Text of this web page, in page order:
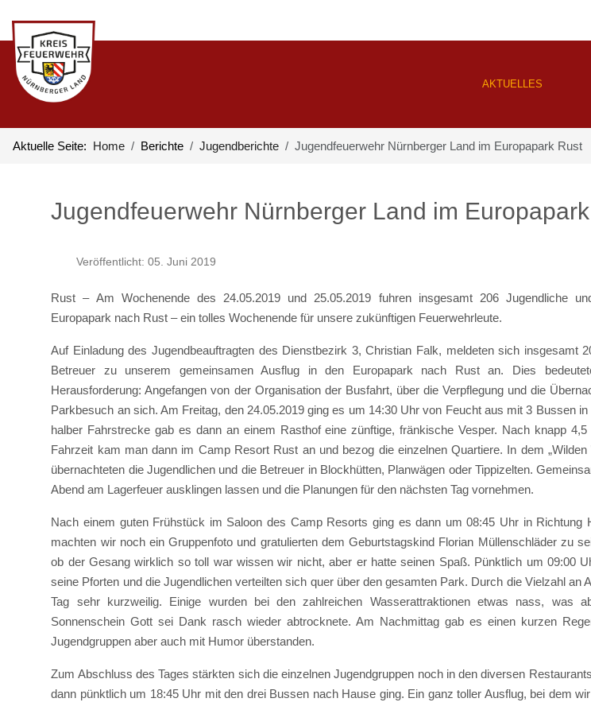
AKTUELLES
Aktuelle Seite: Home Berichte Jugendberichte Jugendfeuerwehr Nürnberger Land im Europapark Rust
Jugendfeuerwehr Nürnberger Land im
Veröffentlicht: 05. Juni 2019
Rust – Am Wochenende des 24.05.2019 und 25.05.2019 fuhren insgesamt 206 Jugendliche
Europapark nach Rust – ein tolles Wochenende für unsere zukünftigen Feuerwehrleute.
Auf Einladung des Jugendbeauftragten des Dienstbezirk 3, Christian Falk, meldeten sich insgesamt
Betreuer zu unserem gemeinsamen Ausflug in den Europapark nach Rust an. Dies
Herausforderung: Angefangen von der Organisation der Busfahrt, über die Verpflegung und die
Parkbesuch an sich. Am Freitag, den 24.05.2019 ging es um 14:30 Uhr von Feucht aus mit 3 Bussen
halber Fahrstrecke gab es dann an einem Rasthof eine zünftige, fränkische Vesper. Nach knapp 4,5
Fahrzeit kam man dann im Camp Resort Rust an und bezog die einzelnen Quartiere. In dem „Wilden
übernachteten die Jugendlichen und die Betreuer in Blockhütten, Planwägen oder Tippizelten.
Abend am Lagerfeuer ausklingen lassen und die Planungen für den nächsten Tag vornehmen.
Nach einem guten Frühstück im Saloon des Camp Resorts ging es dann um 08:45 Uhr in Richtung
machten wir noch ein Gruppenfoto und gratulierten dem Geburtstagskind Florian Müllenschläder zu
ob der Gesang wirklich so toll war wissen wir nicht, aber er hatte seinen Spaß. Pünktlich um 09:00
seine Pforten und die Jugendlichen verteilten sich quer über den gesamten Park. Durch die Vielzahl an
Tag sehr kurzweilig. Einige wurden bei den zahlreichen Wasserattraktionen etwas nass, was
Sonnenschein Gott sei Dank rasch wieder abtrocknete. Am Nachmittag gab es einen kurzen
Jugendgruppen aber auch mit Humor überstanden.
Zum Abschluss des Tages stärkten sich die einzelnen Jugendgruppen noch in den diversen
dann pünktlich um 18:45 Uhr mit den drei Bussen nach Hause ging. Ein ganz toller Ausflug, bei dem